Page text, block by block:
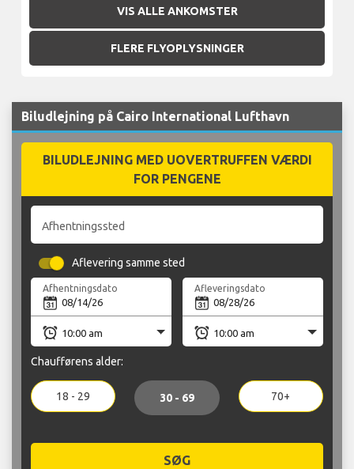
VIS ALLE ANKOMSTER
FLERE FLYOPLYSNINGER
Biludlejning på Cairo International Lufthavn
BILUDLEJNING MED UOVERTRUFFEN VÆRDI
FOR PENGENE
Afhentningssted
Aflevering samme sted
Afhentningsdato Afleveringsdato
Chaufførens alder:
18 - 29 30 - 69 70+
SØG